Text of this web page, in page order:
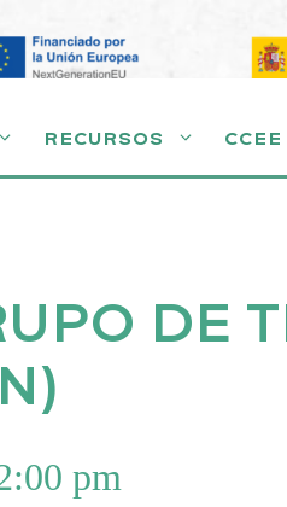
RECURSOS
DE
pm